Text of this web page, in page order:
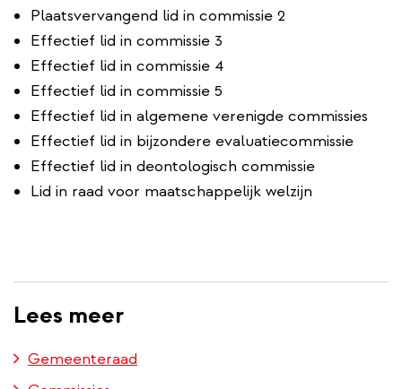
Plaatsvervangend lid in commissie 2
Effectief lid in commissie 3
Effectief lid in commissie 4
Effectief lid in commissie 5
Effectief lid in algemene verenigde commissies
Effectief lid in bijzondere evaluatiecommissie
Effectief lid in deontologisch commissie
Lid in raad voor maatschappelijk welzijn
Lees meer
Gemeenteraad